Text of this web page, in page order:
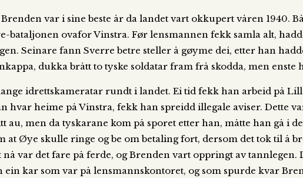
var i sine beste år da landet vart okkupert våren 1940.
bataljonen ovafor Vinstra. Før lensmannen fekk samla alt,
Seinare fann Sverre betre steller å gøyme dei, etter han
dukka brått to tyske soldatar fram frå skodda, men enste
idrettskameratar rundt i landet. Ei tid fekk han arbeid på
hvar heime på Vinstra, fekk han spreidd illegale aviser. Dette
au, men da tyskarane kom på sporet etter han, måtte han gå i
at Øye skulle ringe og be om betaling fort, dersom det tok til å
nå var det fare på ferde, og Brenden vart oppringt av
ein kar som var på lensmannskontoret, og som spurde kvar